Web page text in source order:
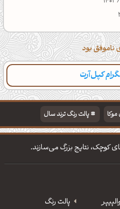
ناموفق بود
کپل‌آرت
پالت رنگ ترند سال
تایپوگرافی شعر مولانا
کوچک، نتایج بزرگ می‌سازند.
پالت رنگ